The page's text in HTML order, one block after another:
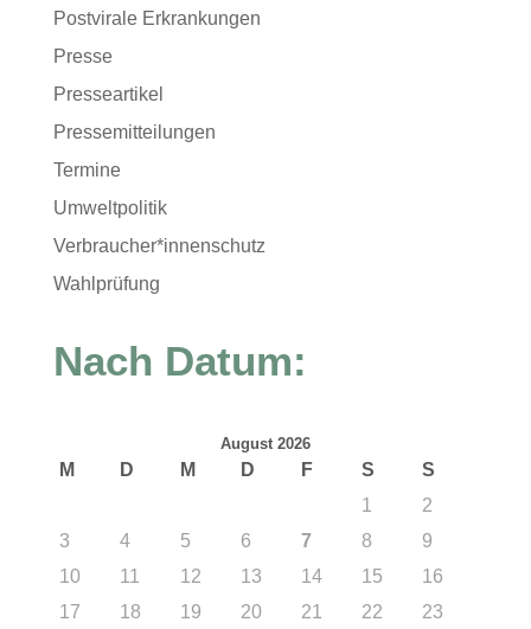
Postvirale Erkrankungen
Presse
Presseartikel
Pressemitteilungen
Termine
Umweltpolitik
Verbraucher*innenschutz
Wahlprüfung
Nach Datum:
August 2026
M D M D F S
S
1
2
3
4 5 6 7 8
9
10
11 12 13 14 15
16
17
18 19 20 21 22
23